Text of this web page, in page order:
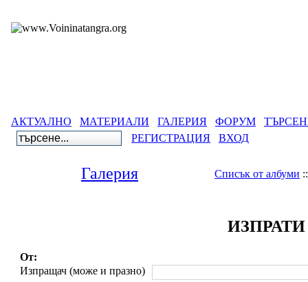
АКТУАЛНО МАТЕРИАЛИ ГАЛЕРИЯ ФОРУМ
РЕГИСТРАЦИЯ
ВХОД
Галерия Списък от албуми
От:
Изпращач (може и празно)